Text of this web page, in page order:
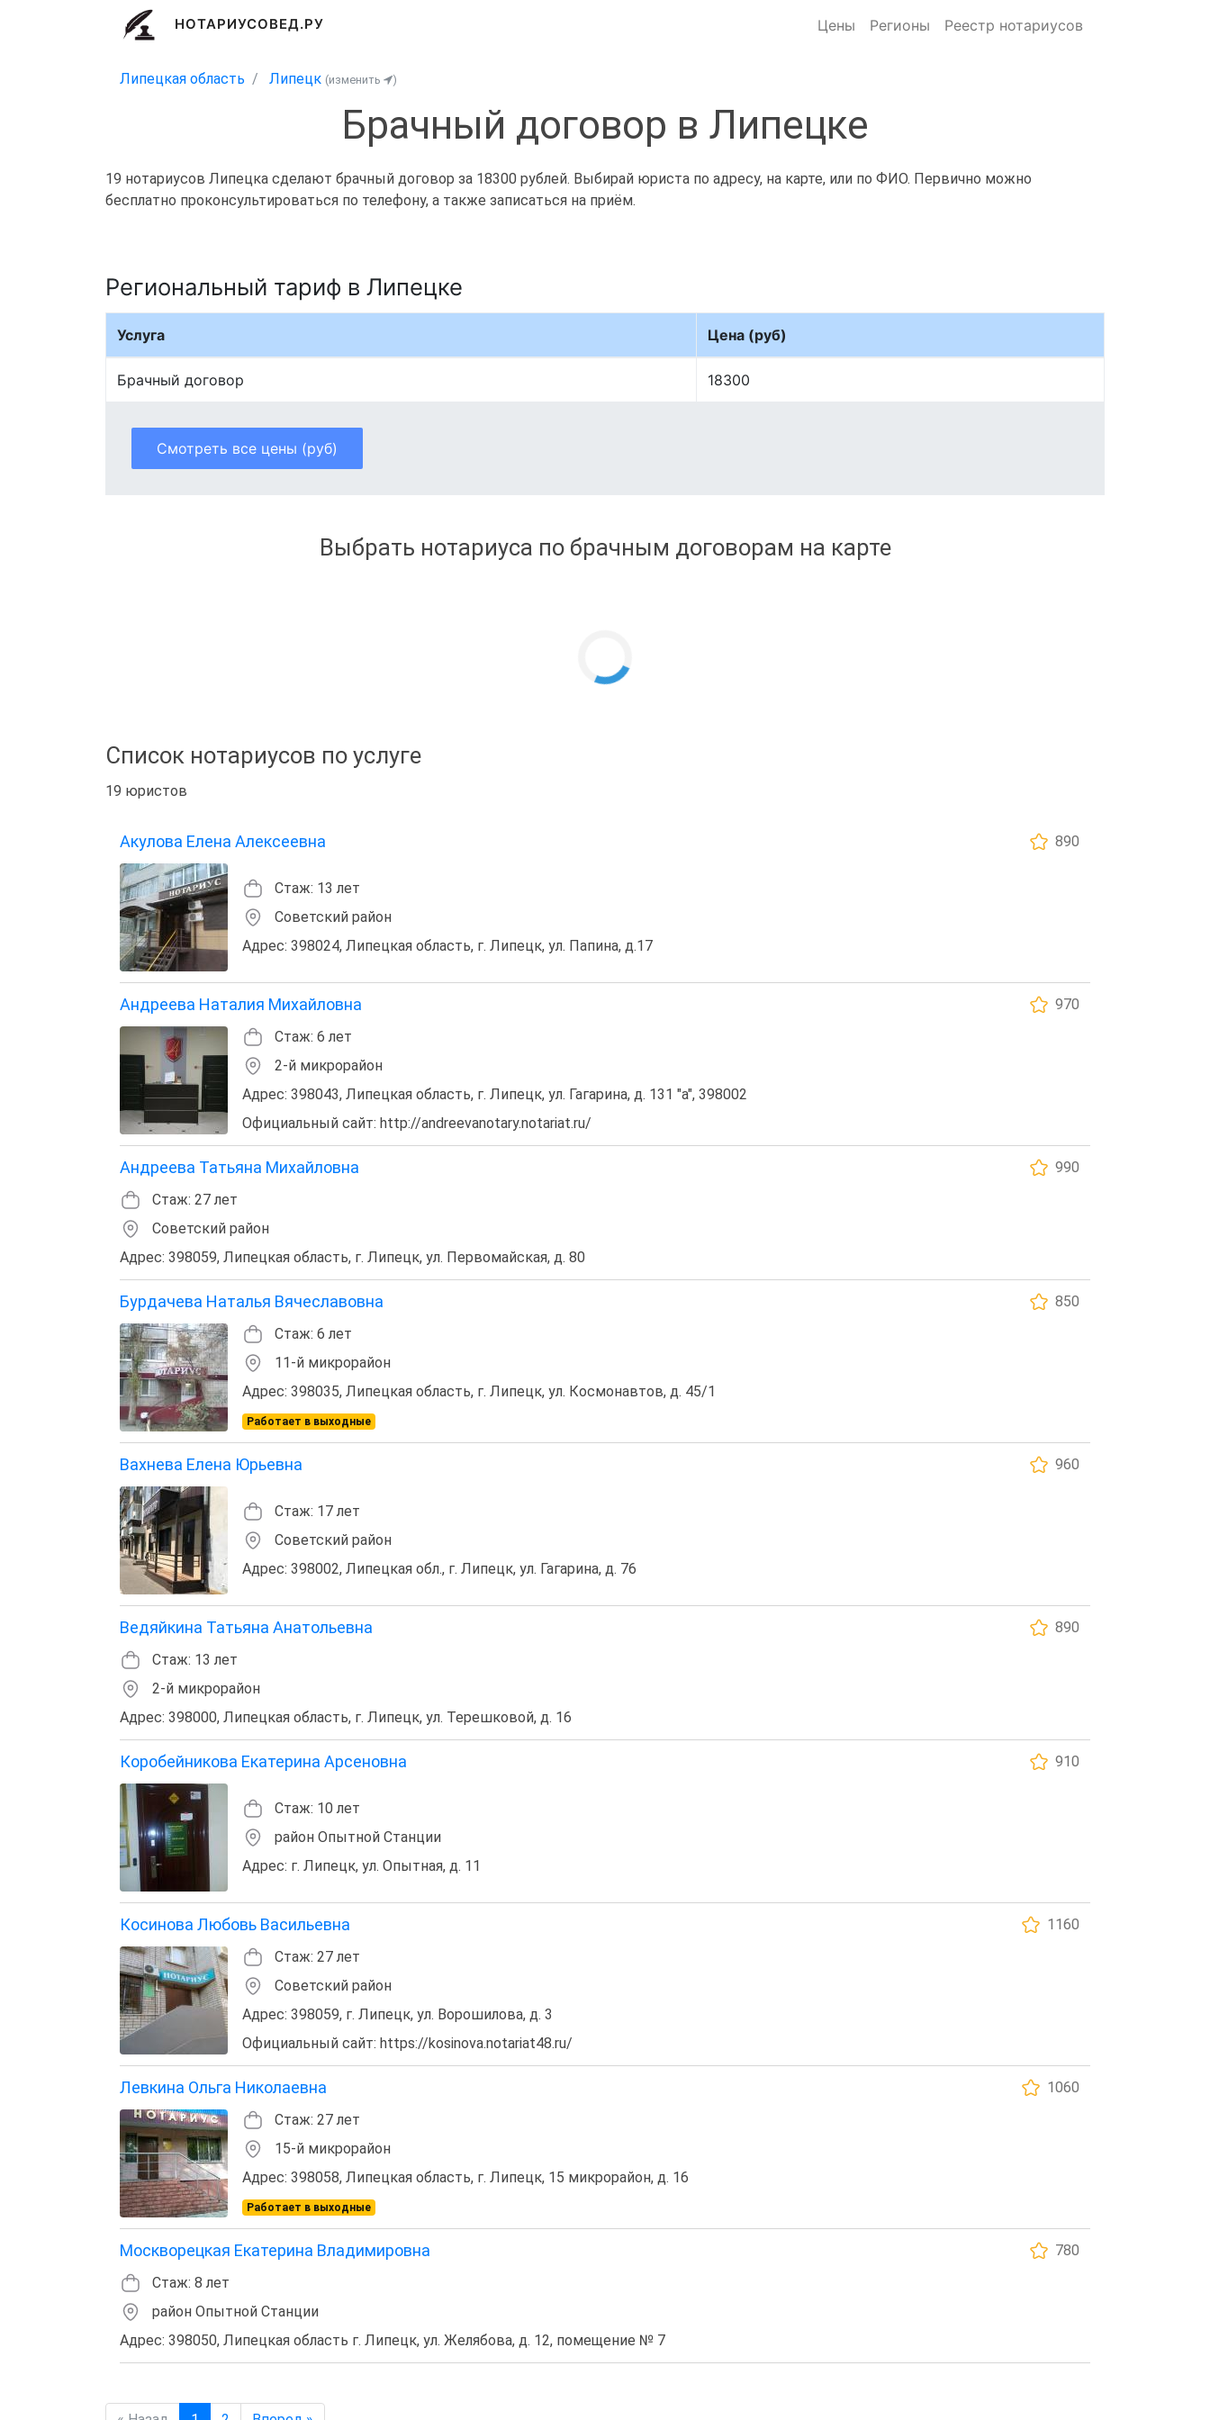
НОТАРИУСОВЕД.РУ Цены Регионы Реестр нотариусов
Липецкая область Липецк (изменить )
Брачный договор в Липецке
19 нотариусов Липецка сделают брачный договор за 18300 рублей. Выбирай юриста по адресу, на карте, или по ФИО. Первично можно
бесплатно проконсультироваться по телефону, а также записаться на приём.
Региональный тариф в Липецке
Услуга Цена (руб)
Брачный договор 18300
Смотреть все цены (руб)
Выбрать нотариуса по брачным договорам на карте
Список нотариусов по услуге
19 юристов
Акулова Елена Алексеевна 890
Стаж: 13 лет
Советский район
Адрес: 398024, Липецкая область, г. Липецк, ул. Папина, д.17
Андреева Наталия Михайловна
970
Стаж: 6 лет
2-й микрорайон
Адрес: 398043, Липецкая область, г. Липецк, ул. Гагарина, д. 131 "а", 398002
Официальный сайт: http://andreevanotary.notariat.ru/
Андреева Татьяна Михайловна
990
Стаж: 27 лет
Советский район
Адрес: 398059, Липецкая область, г. Липецк, ул. Первомайская, д. 80
Бурдачева Наталья Вячеславовна
850
Стаж: 6 лет
11-й микрорайон
Адрес: 398035, Липецкая область, г. Липецк, ул. Космонавтов, д. 45/1
Работает в выходные
Вахнева Елена Юрьевна 960
Стаж: 17 лет
Советский район
Адрес: 398002, Липецкая обл., г. Липецк, ул. Гагарина, д. 76
Ведяйкина Татьяна Анатольевна
890
Стаж: 13 лет
2-й микрорайон
Адрес: 398000, Липецкая область, г. Липецк, ул. Терешковой, д. 16
Коробейникова Екатерина Арсеновна 910
Стаж: 10 лет
район Опытной Станции
Адрес: г. Липецк, ул. Опытная, д. 11
Косинова Любовь Васильевна
1160
Стаж: 27 лет
Советский район
Адрес: 398059, г. Липецк, ул. Ворошилова, д. 3
Официальный сайт: https://kosinova.notariat48.ru/
Левкина Ольга Николаевна
1060
Стаж: 27 лет
15-й микрорайон
Адрес: 398058, Липецкая область, г. Липецк, 15 микрорайон, д. 16
Работает в выходные
Москворецкая Екатерина Владимировна
780
Стаж: 8 лет
район Опытной Станции
Адрес: 398050, Липецкая область г. Липецк, ул. Желябова, д. 12, помещение № 7